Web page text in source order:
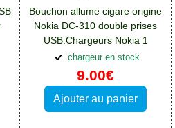
Bouchon allume cigare origine
Nokia DC-310 double prises
USB:Chargeurs Nokia 1
chargeur en stock
9.00€
Ajouter au panier